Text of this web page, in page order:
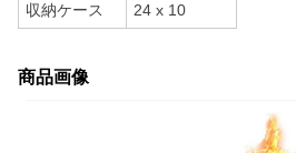
収納ケース 24 x 10
商品画像